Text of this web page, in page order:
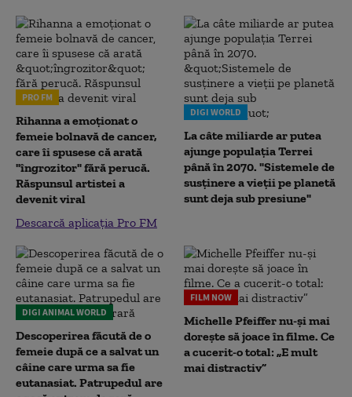
PRO FM
Rihanna a emoționat o
femeie bolnavă de cancer,
care îi spusese că arată
"îngrozitor" fără perucă.
Răspunsul artistei a
devenit viral
Descarcă aplicația Pro FM
DIGI WORLD
La câte miliarde ar putea
ajunge populația Terrei
până în 2070. "Sistemele de
susținere a vieții pe planetă
sunt deja sub presiune"
DIGI ANIMAL WORLD
Descoperirea făcută de o
femeie după ce a salvat un
câine care urma sa fie
eutanasiat. Patrupedul are
FILM NOW
Michelle Pfeiffer nu-și mai
dorește să joace în filme. Ce
a cucerit-o total: „E mult
mai distractiv”